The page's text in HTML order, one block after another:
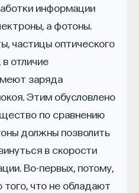
информации
а фотоны.
частицы оптического
в отличие
заряда
Этим обусловлено
по сравнению
должны позволить
в скорости
Во-первых, потому,
что не обладают
дольше,
с целеполаганием все
не только
результат должен
лет. Ключевой
в тот
выходит на работу, —
Дальше человек